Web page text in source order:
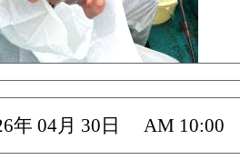
年 04月 30日 AM